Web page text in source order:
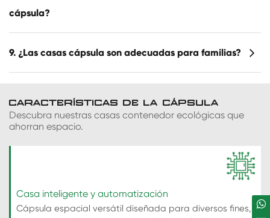
cápsula?
9. ¿Las casas cápsula son adecuadas para familias?
CARACTERÍSTICAS DE LA CÁPSULA
Descubra nuestras casas contenedor ecológicas que
ahorran espacio.
Casa inteligente y automatización
Cápsula espacial versátil diseñada para diversos fines,